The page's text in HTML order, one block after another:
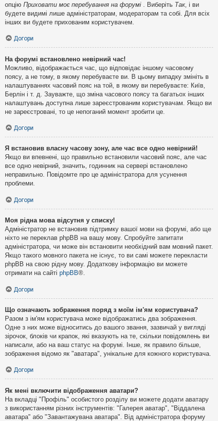
опцію Приховати моє перебування на форумі . Виберіть Так, і ви
будете видимі лише адміністраторам, модераторам та собі. Для всіх
інших ви будете прихованим користувачем.
Догори
На форумі встановлено невірний час!
Можливо, відображається час, що відповідає іншому часовому
поясу, а не тому, в якому перебуваєте ви. В цьому випадку змініть в
налаштуваннях часовий пояс на той, в якому ви перебуваєте: Київ,
Берлін і т. д. Зауважте, що зміна часового поясу та багатьох інших
налаштувань доступна лише зареєстрованим користувачам. Якщо ви
не зареєстровані, то це непоганий момент зробити це.
Догори
Я встановив власну часову зону, але час все одно невірний!
Якщо ви впевнені, що правильно встановили часовий пояс, але час
все одно невірний, значить, годинник на сервері встановлено
неправильно. Повідомте про це адміністратора для усунення
проблеми.
Догори
Моя рідна мова відсутня у списку!
Адміністратор не встановив підтримку вашої мови на форумі, або ще
ніхто не переклав phpBB на вашу мову. Спробуйте запитати
адміністратора, чи може він встановити необхідний вам мовний пакет.
Якщо такого мовного пакета не існує, то ви самі можете перекласти
phpBB на свою рідну мову. Додаткову інформацію ви можете
отримати на сайті phpBB®.
Догори
Що означають зображення поряд з моїм ім'ям користувача?
Разом з ім'ям користувача може відображатись два зображення.
Одне з них може відноситись до вашого звання, зазвичай у вигляді
зірочок, блоків чи крапок, які вказують на те, скільки повідомлень ви
написали, або на ваш статус на форумі. Інше, як правило більше,
зображення відомо як "аватара", унікальне для кожного користувача.
Догори
Як мені включити відображення аватари?
На вкладці "Профіль" особистого розділу ви можете додати аватару
з використанням різних інструментів: "Галерея аватар", "Віддалена
аватара" або "Завантажувана аватара". Від адміністратора форуму